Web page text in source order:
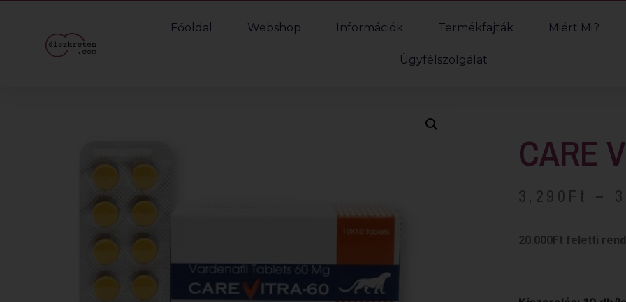
Főoldal Webshop Információk Termékfajták Miért Mi?
Ügyfélszolgálat
CARE
3,290 Ft –
20.000Ft feletti